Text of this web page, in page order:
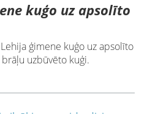
kuģo uz apsolīto
ģimene kuģo uz apsolīto
uzbūvēto kuģi.